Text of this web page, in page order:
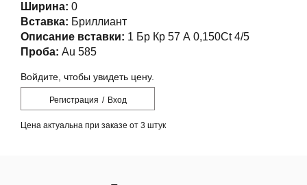
Ширина: 0
Вставка: Бриллиант
Описание вставки: 1 Бр Кр 57 А 0,150Ct 4/5
Проба: Au 585
Войдите, чтобы увидеть цену.
Регистрация / Вход
Цена актуальна при заказе от 3 штук